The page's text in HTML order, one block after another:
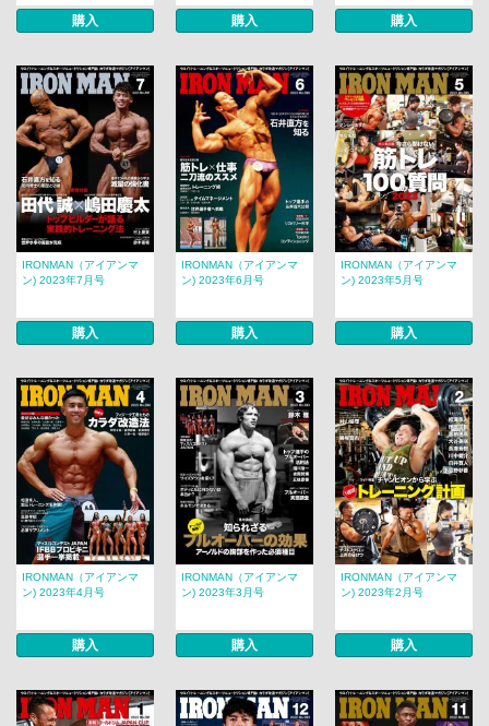
購入 購入 購入
IRONMAN（アイアンマ
ン) 2023年7月号
購入
IRONMAN（アイアンマ
ン) 2023年6月号
購入
IRONMAN（アイアンマ
ン) 2023年5月号
購入
IRONMAN（アイアンマ
ン) 2023年4月号
購入
IRONMAN（アイアンマ
ン) 2023年3月号
購入
IRONMAN（アイアンマ
ン) 2023年2月号
購入